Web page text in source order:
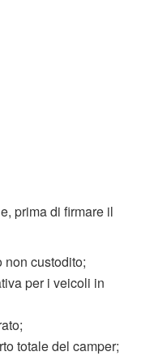
prima di firmare il
non custodito;
per i veicoli in
totale del camper;